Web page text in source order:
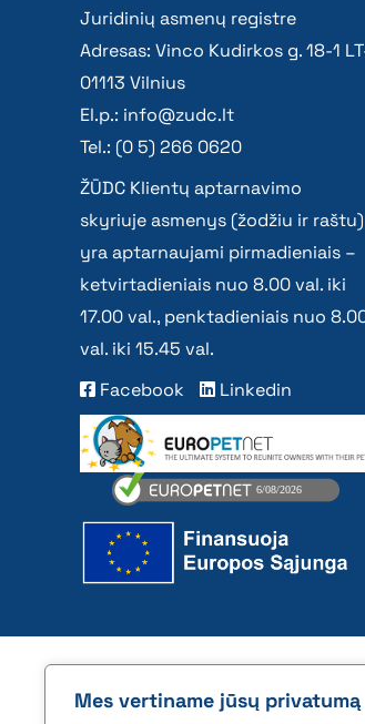
Mes vertiname jūsų privatumą
Juridinių asmenų registre
Adresas: Vinco Kudirkos g. 18-1
01113 Vilnius
El.p.: info@zudc.lt
Tel.: (0 5) 266 0620
ŽŪDC Klientų aptarnavimo
skyriuje asmenys (žodžiu ir raštu)
yra aptarnaujami pirmadieniais –
ketvirtadieniais nuo 8.00 val. iki
17.00 val., penktadieniais nuo
val. iki 15.45 val.
Facebook
Linkedin
2026 © All rights reserved | VĮ